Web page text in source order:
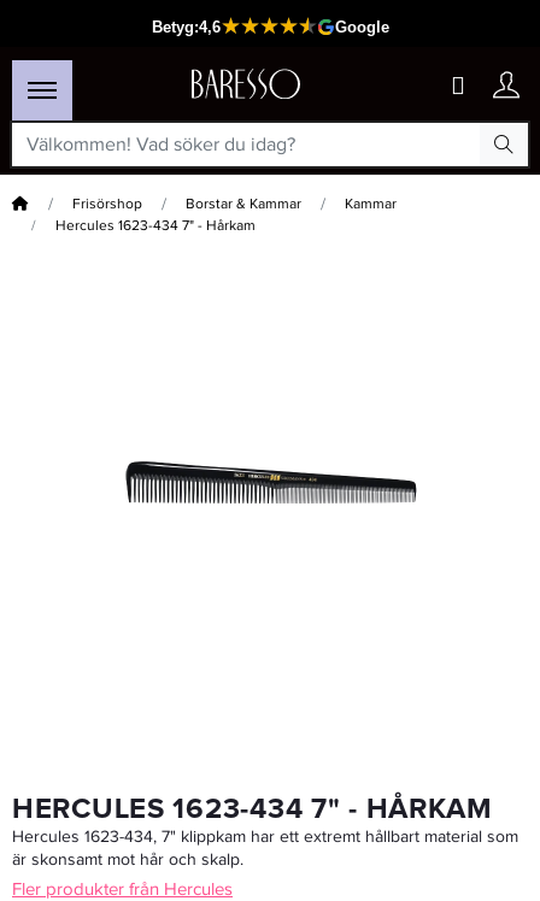
Hem Frisörshop Borstar & Kammar
Kammar
Hercules 1623-434 7" - Hårkam
HERCULES 1623-434 7" - HÅRKAM
Hercules 1623-434, 7" klippkam har ett extremt hållbart material som
är skonsamt mot hår och skalp.
Fler produkter från Hercules